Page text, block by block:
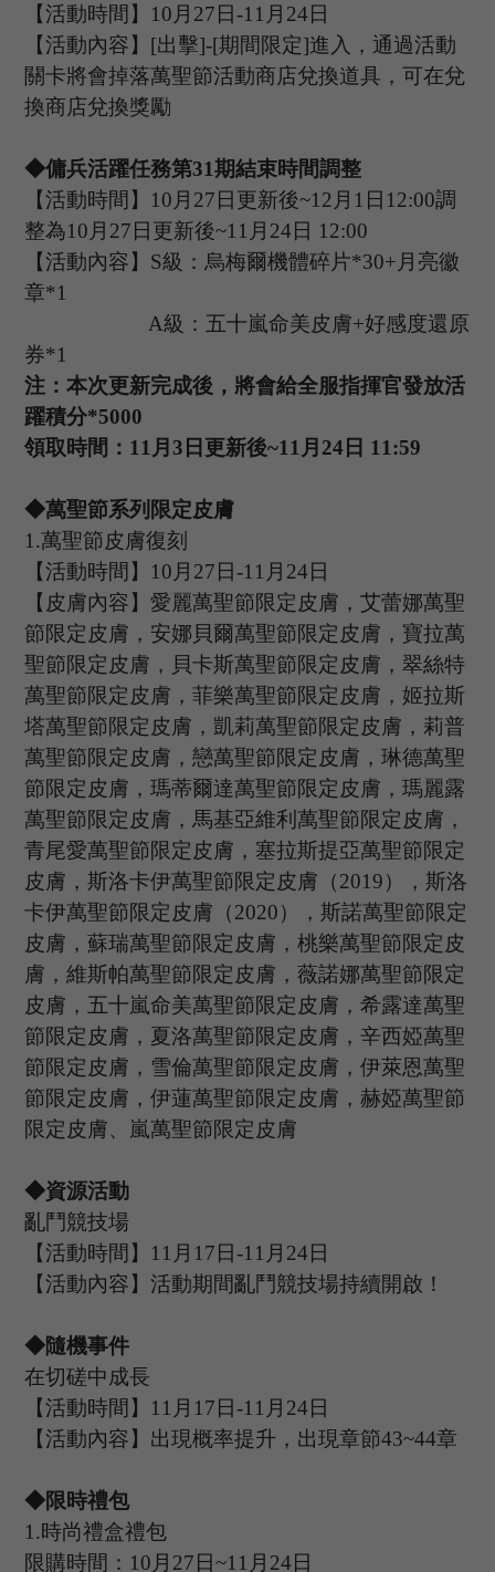
【活動時間】 10 月 27日-11 月 24日
【活動內容】 [出擊]-[期間限定]進入，通過活動
關卡將會掉落萬聖節活動商店兌換道具，可在兌
換商店兌換獎勵
◆傭兵活躍任務第31期結束時間調整
【活動時間】 10 月 27日更新後~12 月 1 日 1 2:00調
整為10 月 27日更新後~1 1 月 24日 1 2:00
【活動內容】 S級：烏梅爾機體碎片*30+ 月亮徽
章*1
A級：五十嵐命美皮膚+好感度還原
券*1
注：本次更新完成後，將會給全服指揮官發放活
躍積分*5000
領取時間： 11 月 3日更新後~11 月 24 日 11:59
◆萬聖節系列限定皮膚
1.萬聖節皮膚復刻
【活動時間】 10 月 27日-11 月 24日
【皮膚內容】愛麗萬聖節限定皮膚，艾蕾娜萬聖
節限定皮膚，安娜貝爾萬聖節限定皮膚，寶拉萬
聖節限定皮膚，貝卡斯萬聖節限定皮膚，翠絲特
萬聖節限定皮膚，菲樂萬聖節限定皮膚，姬拉斯
塔萬聖節限定皮膚，凱莉萬聖節限定皮膚，莉普
萬聖節限定皮膚，戀萬聖節限定皮膚，琳德萬聖
節限定皮膚，瑪蒂爾達萬聖節限定皮膚，瑪麗露
萬聖節限定皮膚，馬基亞維利萬聖節限定皮膚，
青尾愛萬聖節限定皮膚，塞拉斯提亞萬聖節限定
皮膚，斯洛卡伊萬聖節限定皮膚（2019）
，斯洛
卡伊萬聖節限定皮膚（2020） ，斯諾萬聖節限定
皮膚 ，蘇瑞萬聖節限定皮膚 ，桃樂萬聖節限定皮
膚 ，維斯帕萬聖節限定皮膚 ，薇諾娜萬聖節限定
皮膚 ，五十嵐命美萬聖節限定皮膚 ，希露達萬聖
節限定皮膚 ，夏洛萬聖節限定皮膚 ，辛西婭萬聖
節限定皮膚 ，雪倫萬聖節限定皮膚 ，伊萊恩萬聖
節限定皮膚，伊蓮萬聖節限定皮膚，赫婭萬聖節
限定皮膚、嵐萬聖節限定皮膚
◆資源活動
亂鬥競技場
【活動時間】 11 月 17日-11 月 24日
【活動內容】活動期間亂鬥競技場持續開啟！
◆隨機事件
在切磋中成長
【活動時間】 11 月 17日-11 月 24日
【活動內容】出現概率提升，出現章節43~44章
◆限時禮包
1.時尚禮盒禮包
限購時間： 10 月 27日~11 月 24日